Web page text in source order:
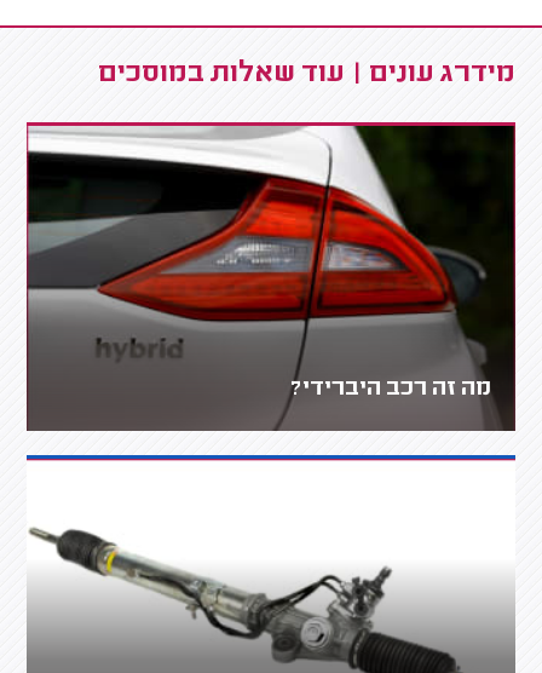
מידרג עונים | עוד שאלות במוסכים
מה זה רכב היברידי?